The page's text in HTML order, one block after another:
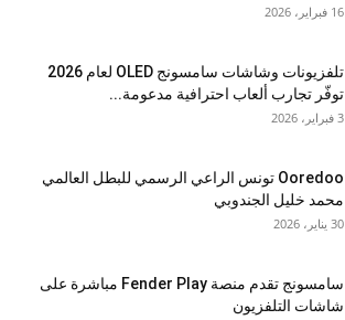
16 فبراير، 2026
تلفزيونات وشاشات سامسونج OLED لعام 2026
توفّر تجارب ألعاب احترافية مدعومة...
3 فبراير، 2026
Ooredoo تونس الراعي الرسمي للبطل العالمي
محمد خليل الجندوبي
30 يناير، 2026
سامسونج تقدم منصة Fender Play مباشرة على
شاشات التلفزيون